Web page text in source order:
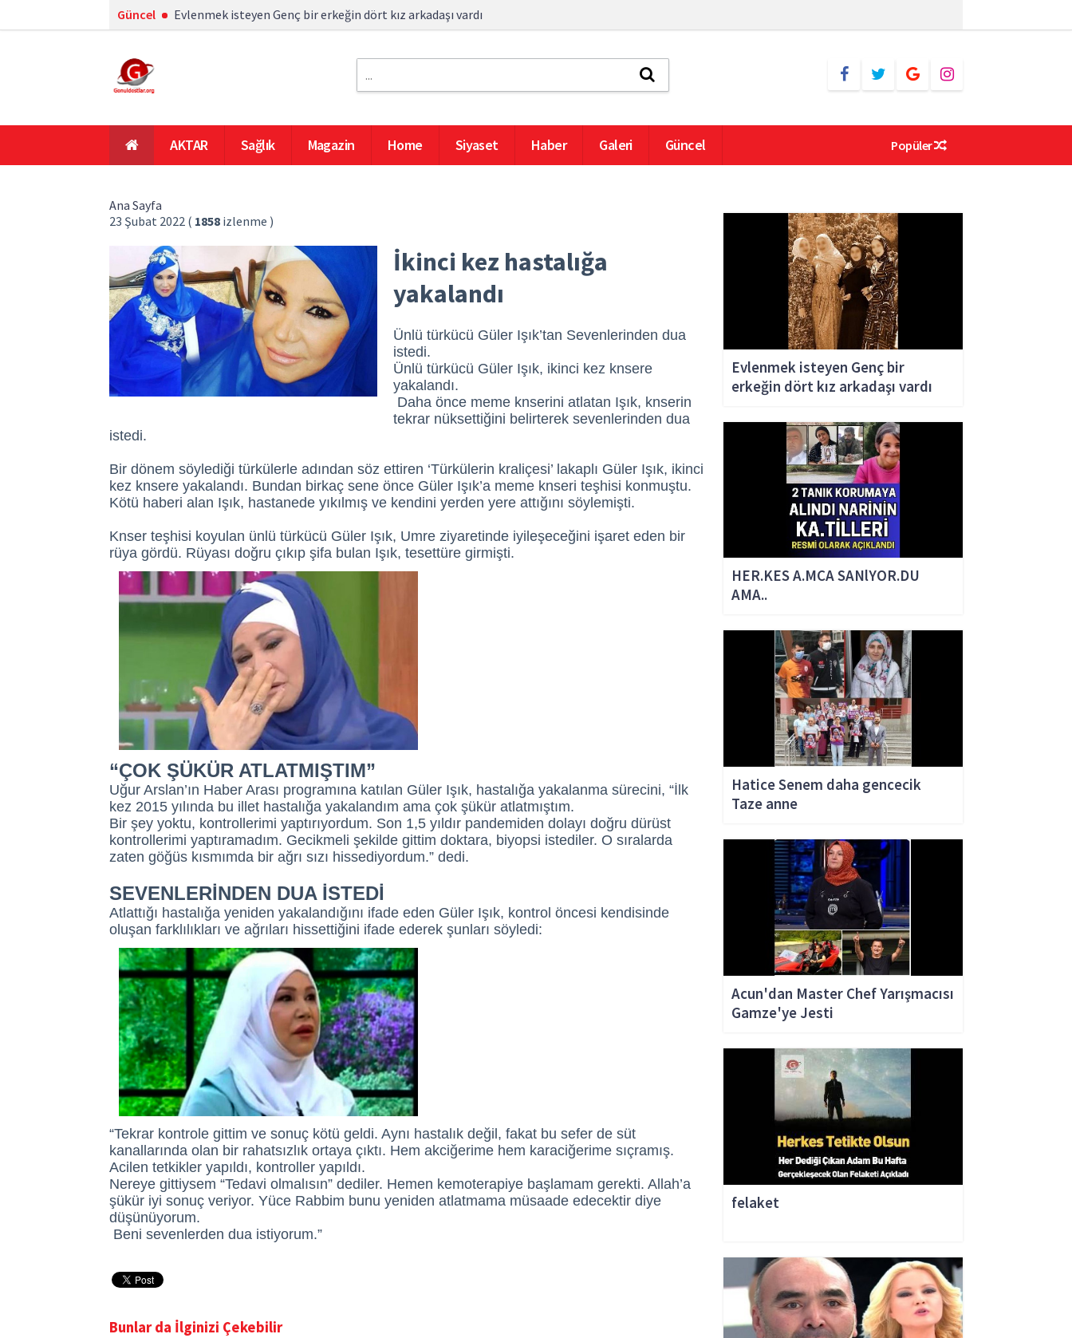
Güncel Evlenmek isteyen Genç bir erkeğin dört kız arkadaşı vardı
AKTAR Sağlık Magazin Home Siyaset Haber Galeri Güncel Popüler
Ana Sayfa
23 Şubat 2022 ( 1858 izlenme )
İkinci kez hastalığa
yakalandı
Ünlü türkücü Güler Işık’tan Sevenlerinden dua
istedi.
Ünlü türkücü Güler Işık, ikinci kez knsere
yakalandı.
Daha önce meme knserini atlatan Işık, knserin
tekrar nüksettiğini belirterek sevenlerinden dua
istedi.
Bir dönem söylediği türkülerle adından söz ettiren ‘Türkülerin kraliçesi’ lakaplı Güler Işık, ikinci
kez knsere yakalandı. Bundan birkaç sene önce Güler Işık’a meme knseri teşhisi konmuştu.
Kötü haberi alan Işık, hastanede yıkılmış ve kendini yerden yere attığını söylemişti.
Knser teşhisi koyulan ünlü türkücü Güler Işık, Umre ziyaretinde iyileşeceğini işaret eden bir
rüya gördü. Rüyası doğru çıkıp şifa bulan Işık, tesettüre girmişti.
“ÇOK ŞÜKÜR ATLATMIŞTIM”
Uğur Arslan’ın Haber Arası programına katılan Güler Işık, hastalığa yakalanma sürecini, “İlk
kez 2015 yılında bu illet hastalığa yakalandım ama çok şükür atlatmıştım.
Bir şey yoktu, kontrollerimi yaptırıyordum. Son 1,5 yıldır pandemiden dolayı doğru dürüst
kontrollerimi yaptıramadım. Gecikmeli şekilde gittim doktara, biyopsi istediler. O sıralarda
zaten göğüs kısmımda bir ağrı sızı hissediyordum.” dedi.
SEVENLERİNDEN DUA İSTEDİ
Atlattığı hastalığa yeniden yakalandığını ifade eden Güler Işık, kontrol öncesi kendisinde
oluşan farklılıkları ve ağrıları hissettiğini ifade ederek şunları söyledi:
“Tekrar kontrole gittim ve sonuç kötü geldi. Aynı hastalık değil, fakat bu sefer de süt
kanallarında olan bir rahatsızlık ortaya çıktı. Hem akciğerime hem karaciğerime sıçramış.
Acilen tetkikler yapıldı, kontroller yapıldı.
Nereye gittiysem “Tedavi olmalısın” dediler. Hemen kemoterapiye başlamam gerekti. Allah’a
şükür iyi sonuç veriyor. Yüce Rabbim bunu yeniden atlatmama müsaade edecektir diye
düşünüyorum.
Beni sevenlerden dua istiyorum.”
Bunlar da İlginizi Çekebilir
Evlenmek isteyen Genç bir
erkeğin dört kız arkadaşı vardı
HER.KES A.MCA SANlYOR.DU
AMA..
Hatice Senem daha gencecik
Taze anne
Acun'dan Master Chef Yarışmacısı
Gamze'ye Jesti
felaket